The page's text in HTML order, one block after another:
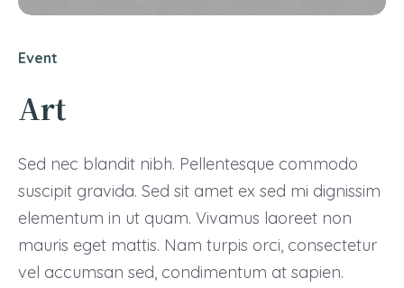
Event
Art
Sed nec blandit nibh. Pellentesque commodo
suscipit gravida. Sed sit amet ex sed mi dignissim
elementum in ut quam. Vivamus laoreet non
mauris eget mattis. Nam turpis orci, consectetur
vel accumsan sed, condimentum at sapien.